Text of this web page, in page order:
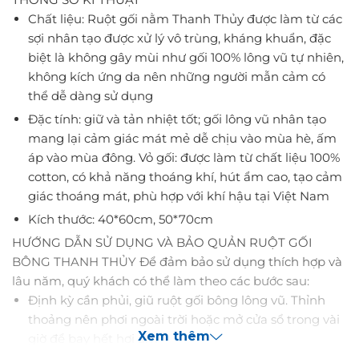
Chất liệu: Ruột gối nằm Thanh Thủy được làm từ các
sợi nhân tạo được xử lý vô trùng, kháng khuẩn, đặc
biệt là không gây mùi như gối 100% lông vũ tự nhiên,
không kích ứng da nên những người mẫn cảm có
thể dễ dàng sử dụng
Đặc tính: giữ và tản nhiệt tốt; gối lông vũ nhân tạo
mang lại cảm giác mát mẻ dễ chịu vào mùa hè, ấm
áp vào mùa đông. Vỏ gối: được làm từ chất liệu 100%
cotton, có khả năng thoáng khí, hút ẩm cao, tạo cảm
giác thoáng mát, phù hợp với khí hậu tại Việt Nam
Kích thước: 40*60cm, 50*70cm
HƯỚNG DẪN SỬ DỤNG VÀ BẢO QUẢN RUỘT GỐI
BÔNG THANH THỦY Để đảm bảo sử dụng thích hợp và
lâu năm, quý khách có thể làm theo các bước sau:
Định kỳ cần phủi, giũ ruột gối bông lông vũ. Thỉnh
thoảng nên phơi ngoài trời hoặc mở cửa sổ trong vài
giờ để bay hết hơi ẩmXem thêm